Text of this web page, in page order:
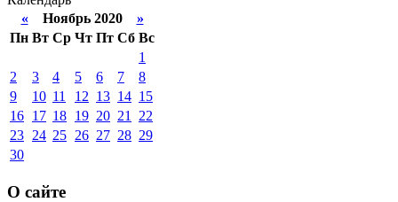
«Ноябрь 2020 »
Пн Вт Ср Чт Пт Сб Вс
1
2
3 4 5 6 7
8
9
10 11 12 13 14 15
16 17 18 19 20 21
22
23 24 25 26 27 28 29
30
О сайте